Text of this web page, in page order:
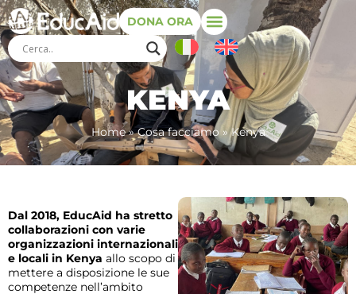
DONA ORA
KENYA
Home»Cosa facciamo»Kenya
Dal 2018, EducAid ha stretto
collaborazioni con varie
organizzazioni internazionali
e locali in Kenya allo scopo di
mettere a disposizione le sue
competenze nell’ambito